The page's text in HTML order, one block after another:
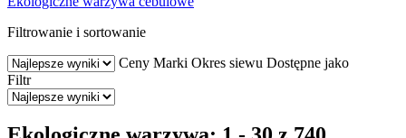
Filtrowanie i sortowanie
Ceny Marki Okres siewu Dostępne jako
Filtr